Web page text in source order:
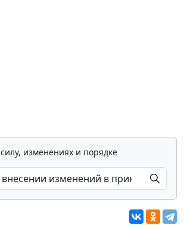
изменениях и порядке